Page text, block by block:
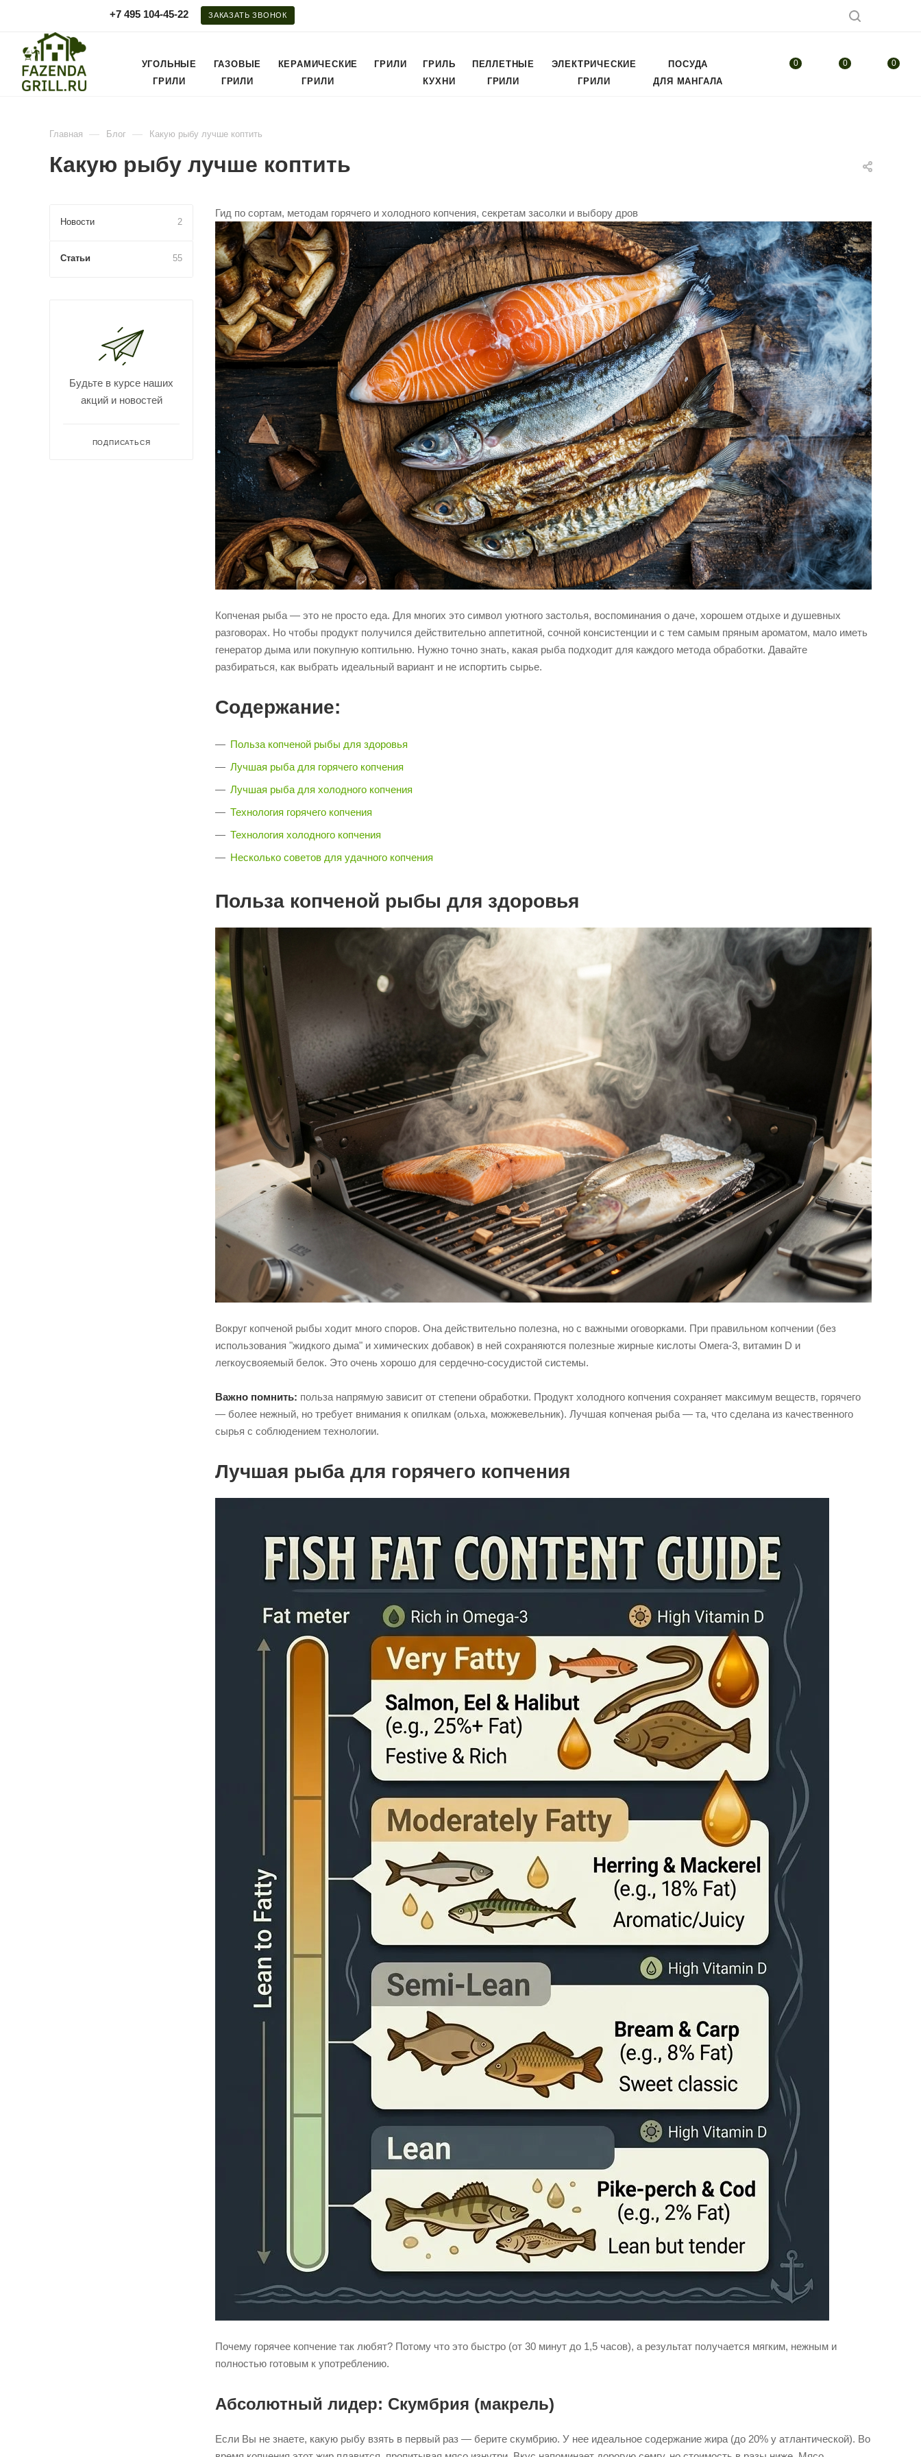
+7 495 104-45-22 ЗАКАЗАТЬ ЗВОНОК
0 0 0
УГОЛЬНЫЕ
ГРИЛИ
ГАЗОВЫЕ
ГРИЛИ
КЕРАМИЧЕСКИЕ
ГРИЛИ
ГРИЛИ
ГРИЛЬ
КУХНИ
ПЕЛЛЕТНЫЕ
ГРИЛИ
ЭЛЕКТРИЧЕСКИЕ
ГРИЛИ
ПОСУДА
ДЛЯ МАНГАЛА
Главная — Блог — Какую рыбу лучше коптить
Какую рыбу лучше коптить
Гид по сортам, методам горячего и холодного копчения, секретам засолки и выбору дров
Копченая рыба — это не просто еда. Для многих это символ уютного застолья, воспоминания о даче, хорошем отдыхе и душевных
разговорах. Но чтобы продукт получился действительно аппетитной, сочной консистенции и с тем самым пряным ароматом, мало иметь
генератор дыма или покупную коптильню. Нужно точно знать, какая рыба подходит для каждого метода обработки. Давайте
разбираться, как выбрать идеальный вариант и не испортить сырье.
Содержание:
Польза копченой рыбы для здоровья
Лучшая рыба для горячего копчения
Лучшая рыба для холодного копчения
Технология горячего копчения
Технология холодного копчения
Несколько советов для удачного копчения
Польза копченой рыбы для здоровья
Вокруг копченой рыбы ходит много споров. Она действительно полезна, но с важными оговорками. При правильном копчении (без
использования "жидкого дыма" и химических добавок) в ней сохраняются полезные жирные кислоты Омега-3, витамин D и
легкоусвояемый белок. Это очень хорошо для сердечно-сосудистой системы.
Важно помнить: польза напрямую зависит от степени обработки. Продукт холодного копчения сохраняет максимум веществ, горячего
— более нежный, но требует внимания к опилкам (ольха, можжевельник). Лучшая копченая рыба — та, что сделана из качественного
сырья с соблюдением технологии.
Лучшая рыба для горячего копчения
Почему горячее копчение так любят? Потому что это быстро (от 30 минут до 1,5 часов), а результат получается мягким, нежным и
полностью готовым к употреблению.
Абсолютный лидер: Скумбрия (макрель)
Если Вы не знаете, какую рыбу взять в первый раз — берите скумбрию. У нее идеальное содержание жира (до 20% у атлантической). Во
Новости 2
Статьи 55
Будьте в курсе наших
акций и новостей
ПОДПИСАТЬСЯ